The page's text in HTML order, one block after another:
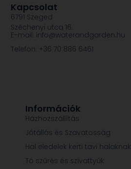
Információk
Házhozszállítás
Jótállás és Szavatosság
Hal eledelek kerti tavi halaknak
Tó szűrés és szivattyúk
Kapcsolat
6791 Szeged
Széchenyi utca 16.
E-mail: info@waterandgarden.hu
Telefon: +36 70 886 6461